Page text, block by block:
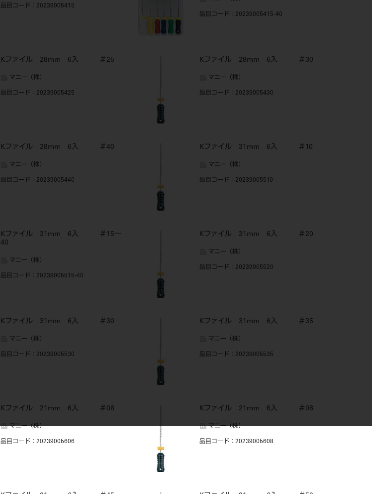
品目コード ：20239005415
品目コード ：20239005415-40
Kファイル 28mm 6入 ＃25
マニー（株）
品目コード ：20239005425
Kファイル 28mm 6入 ＃30
マニー（株）
品目コード ：20239005430
Kファイル 28mm 6入 ＃40
マニー（株）
品目コード ：20239005440
Kファイル 31mm 6入 ＃10
マニー（株）
品目コード ：20239005510
Kファイル 31mm 6入 ＃15～
40
マニー（株）
品目コード ：20239005515-40
Kファイル 31mm 6入 ＃20
マニー（株）
品目コード ：20239005520
Kファイル 31mm 6入 ＃30
マニー（株）
品目コード ：20239005530
Kファイル 31mm 6入 ＃35
マニー（株）
品目コード ：20239005535
Kファイル 21mm 6入 ＃06
マニー（株）
品目コード ：20239005606
Kファイル 21mm 6入 ＃08
マニー（株）
品目コード ：20239005608